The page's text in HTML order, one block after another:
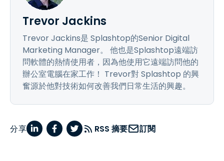
Trevor Jackins
Trevor Jackins是 Splashtop的Senior Digital
Marketing Manager。 他也是Splashtop遠端訪
問軟體的熱情使用者，因為他使用它遠端訪問他的
辦公室電腦在家工作！ Trevor對 Splashtop 的興
奮源於他對技術如何改善我們日常生活的興趣。
分享 RSS 摘要 訂閱